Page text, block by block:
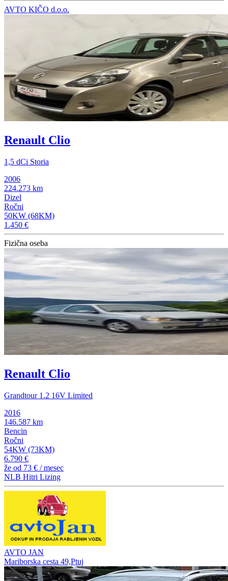
AVTO KIČO d.o.o.
Renault Clio
1,5 dCi Storia
2006
224.273 km
Dizel
Ročni
50KW (68KM)
1.450 €
Fizična oseba
Renault Clio
Grandtour 1.2 16V Limited
2016
146.587 km
Bencin
Ročni
54KW (73KM)
6.790 €
že od 73 € / mesec
NLB Hitri Lizing
AVTO JAN
Mariborska cesta 49,Ptuj